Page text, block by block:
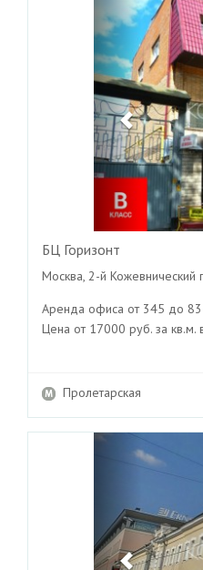
БЦ Горизонт
Москва, 2-й Кожевнический
Аренда офиса от 345 до
Цена от 17000 руб. за кв.м.
Пролетарская